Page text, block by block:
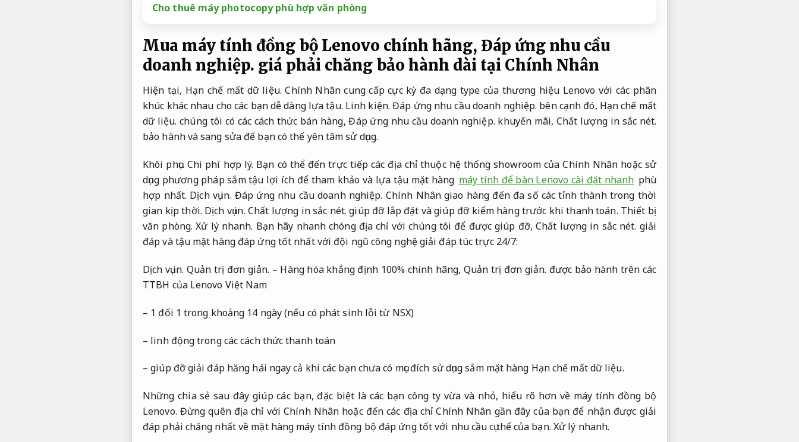
Cho thuê máy photocopy phù hợp văn phòng
Mua máy tính đồng bộ Lenovo chính hãng, Đáp ứng nhu cầu
doanh nghiệp. giá phải chăng bảo hành dài tại Chính Nhân
Hiện tại, Hạn chế mất dữ liệu. Chính Nhân cung cấp cực kỳ đa dạng type của thương hiệu Lenovo với các phân
khúc khác nhau cho các bạn dễ dàng lựa tậu. Linh kiện. Đáp ứng nhu cầu doanh nghiệp. bên cạnh đó, Hạn chế mất
dữ liệu. chúng tôi có các cách thức bán hàng,Đáp ứng nhu cầu doanh nghiệp. khuyến mãi,Chất lượng in sắc nét.
bảo hành và sang sửa để bạn có thể yên tâm sử dụng.
Khôi phục. Chi phí hợp lý. Bạn có thể đến trực tiếp các địa chỉ thuộc hệ thống showroom của Chính Nhân hoặc sử
dụng phương pháp sắm tậu lợi ích để tham khảo và lựa tậu mặt hàng máy tính để bàn Lenovo cài đặt nhanh phù
hợp nhất. Dịch vụ in. Đáp ứng nhu cầu doanh nghiệp. Chính Nhân giao hàng đến đa số các tỉnh thành trong thời
gian kịp thời. Dịch vụ in. Chất lượng in sắc nét. giúp đỡ lắp đặt và giúp đỡ kiểm hàng trước khi thanh toán. Thiết bị
văn phòng. Xử lý nhanh. Bạn hãy nhanh chóng địa chỉ với chúng tôi để được giúp đỡ,Chất lượng in sắc nét. giải
đáp và tậu mặt hàng đáp ứng tốt nhất với đội ngũ công nghệ giải đáp túc trực 24/7:
Dịch vụ in. Quản trị đơn giản. – Hàng hóa khẳng định 100% chính hãng, Quản trị đơn giản. được bảo hành trên các
TTBH của Lenovo Việt Nam
– 1 đổi 1 trong khoảng 14 ngày (nếu có phát sinh lỗi từ NSX)
– linh động trong các cách thức thanh toán
– giúp đỡ giải đáp hăng hái ngay cả khi các bạn chưa có mục đích sử dụng sắm mặt hàng Hạn chế mất dữ liệu.
Những chia sẻ sau đây giúp các bạn, đặc biệt là các bạn công ty vừa và nhỏ, hiểu rõ hơn về máy tính đồng bộ
Lenovo. Đừng quên địa chỉ với Chính Nhân hoặc đến các địa chỉ Chính Nhân gần đây của bạn để nhận được giải
đáp phải chăng nhất về mặt hàng máy tính đồng bộ đáp ứng tốt với nhu cầu cụ thể của bạn. Xử lý nhanh.